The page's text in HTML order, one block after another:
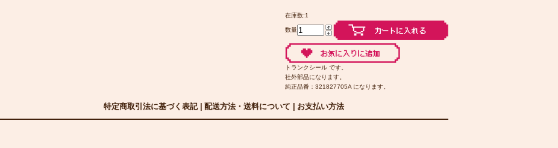
在庫数:1
数量
トランクシール です。
社外部品になります。
純正品番：321827705A になります。
特定商取引法に基づく表記| 配送方法・送料について お支払い方法